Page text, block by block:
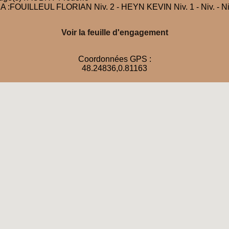
:FOUILLEUL FLORIAN Niv. 2 - HEYN KEVIN Niv. 1 - Niv. -
Voir la feuille d'engagement
Coordonnées GPS :
48.24836,0.81163